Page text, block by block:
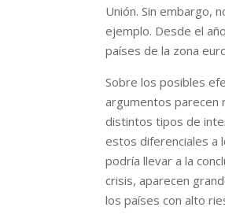
Unión. Sin embargo,
ejemplo. Desde el
países de la zona
Sobre los posibles
argumentos parecen
distintos tipos de
estos diferenciales a
podría llevar a la
crisis, aparecen
los países con alto